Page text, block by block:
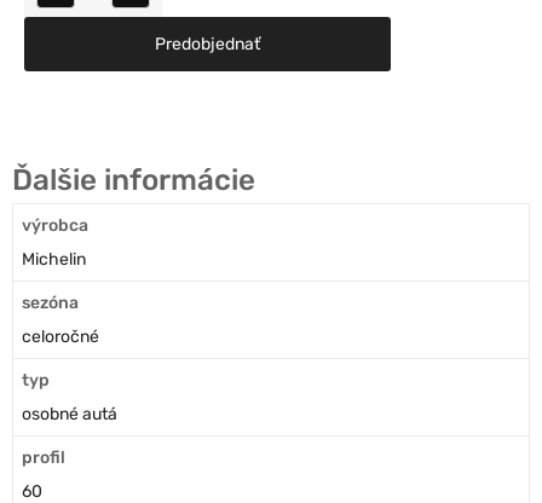
Predobjednať
Ďalšie informácie
výrobca
Michelin
sezóna
celoročné
typ
osobné autá
profil
60